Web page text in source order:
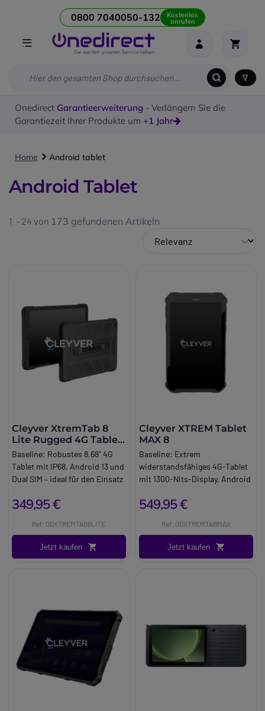
0800 7040050-132 Kostenlos
anrufen
Onedirect Garantieerweiterung - Verlängern Sie die
Garantiezeit Ihrer Produkte um +1 Jahr
Home Android tablet
Android Tablet
1 - 24 von 173 gefundenen Artikeln
Cleyver XtremTab 8
Lite Rugged 4G Tablet
IP68
Baseline: Robustes 8,68" 4G
Tablet mit IP68, Android 13 und
Dual SIM – ideal für den Einsatz
Brand:Cleyver
349,95 €
Ref: ODXTREMTAB8LITE
Jetzt kaufen
Cleyver XTREM Tablet
MAX 8
Baseline: Extrem
widerstandsfähiges 4G-Tablet
mit 1300-Nits-Display, Android
und 48-MP-Kamera für den
Brand:Cleyver
549,95 €
Ref: ODXTREMTABMAX
Jetzt kaufen